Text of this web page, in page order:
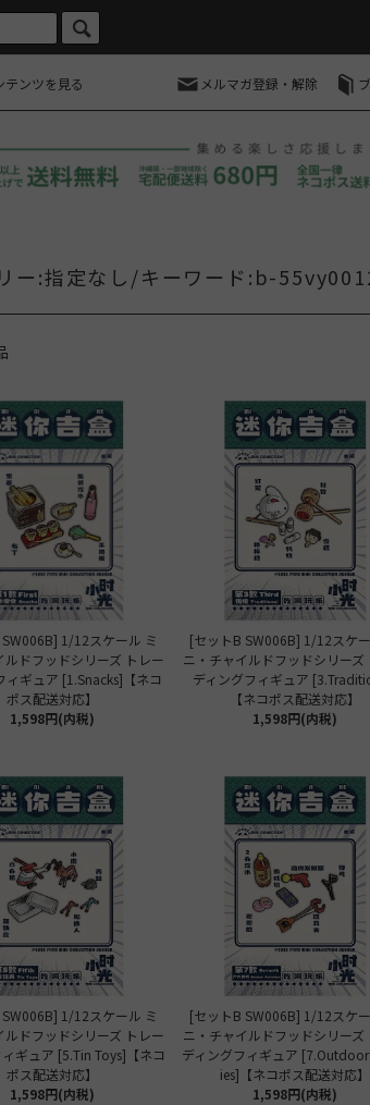
テンツを見る メルマガ登録・解除
ー:指定なし/キーワード:b-
1/12スケール ミ
ルドフッドシリーズ トレー
ィギュア [1.Snacks]【ネコ
ポス配送対応】
1,598円(内税)
[セットB SW006B] 1/12スケ
ニ・チャイルドフッドシリーズ
ディングフィギュア
【ネコポス配送対応】
1,598円(内税)
1/12スケール ミ
ルドフッドシリーズ トレー
ギュア [5.Tin Toys]【ネコ
ポス配送対応】
1,598円(内税)
[セットB SW006B] 1/12スケ
ニ・チャイルドフッドシリーズ
ディングフィギュア
ies]【ネコポス配送対応】
1,598円(内税)